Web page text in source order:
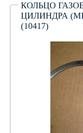
КОЛЬЦО
ЦИЛИНДРА
(10417)